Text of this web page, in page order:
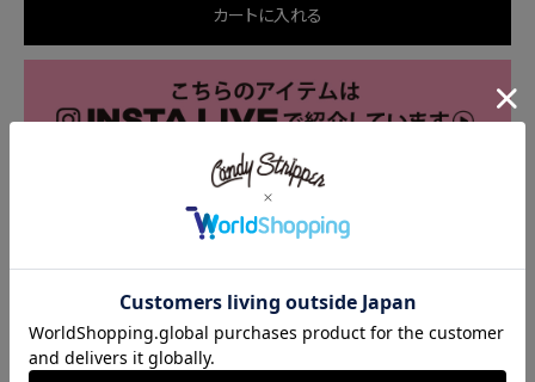
カートに入れる
商品説明
商品番号 1258604